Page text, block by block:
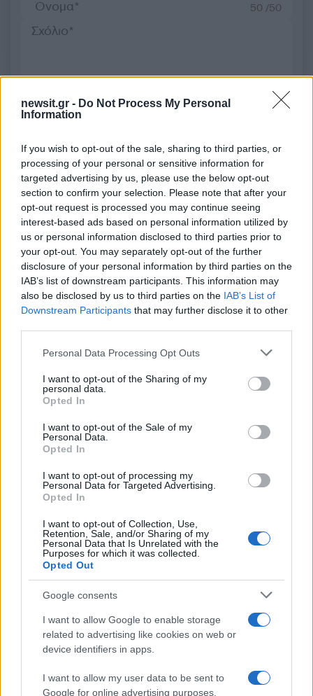
newsit.gr - Do Not Process My Personal
Information
If you wish to opt-out of the sale, sharing to third parties, or
processing of your personal or sensitive information for
targeted advertising by us, please use the below opt-out
section to confirm your selection. Please note that after your
opt-out request is processed you may continue seeing
interest-based ads based on personal information utilized by
us or personal information disclosed to third parties prior to
your opt-out. You may separately opt-out of the further
disclosure of your personal information by third parties on the
IAB’s list of downstream participants. This information may
also be disclosed by us to third parties on the IAB’s List of
Downstream Participants that may further disclose it to other
Please note that this website/app uses one or more Google
not limited to your visit or usage behaviour. You may click to
grant or deny consent to Google and its third-party tags to
use your data for below specified purposes in below Google
consent section.
Personal Data Processing Opt Outs
I want to opt-out of the Sharing of my
personal data.
Opted In
I want to opt-out of the Sale of my
Personal Data.
Opted In
I want to opt-out of processing my
Personal Data for Targeted Advertising.
Opted In
I want to opt-out of Collection, Use,
Retention, Sale, and/or Sharing of my
Personal Data that Is Unrelated with the
Purposes for which it was collected.
Opted Out
Google consents
I want to allow Google to enable storage
related to advertising like cookies on web or
device identifiers in apps.
I want to allow my user data to be sent to
Google for online advertising purposes.
50 /50
2000 /2000
Όροι Χρήσης. Το site προστατεύεται από reCAPTCHA, ισχύουν
Πολιτική Απορρήτου &Όροι Χρήσηςτης Google.
Lifestyle
ΕΛΕΝΑ ΤΣΑΓΚΡΙΝΟΥ
ΛΑΜΠΡΟΣ ΚΩΝΣΤΑΝΤΑΡΑΣ
Share:
Ακολουθήστε το Νewsit.gr στοGoogle Newsκαι
ενημερωθείτε πρώτοι για όλη την ειδησεογραφία και τα
τελευταία νέατης ημέρας
Πιο δημοφιλή
Αυγερινός, Μουτσάτσου και ακόμη 20
πρώην στελέχη κατά Καρυστιανού: «Δεν
αποχωρήσαμε για καρέκλες», αιχμές για
Στη Βρετανία στελέχη του ελληνικού FBI
για να παραλάβουν την 46χρονη για την
θα ακολουθηθεί
Ψάθα: «Δεν υπήρξε τεχνικό πρόβλημα με
τα δύο ελικόπτερα» κατέθεσαν ο Βρετανός
χειριστής και ο Έλληνας διερμηνέας
Μητσοτάκης στην υπογραφή συμφωνίας
για την ηλεκτρική διασύνδεση Ελλάδας –
Κύπρου: «Ισχυρή ψήφος εμπιστοσύνης» η
είσοδος της Meridiam στην GSI
«Βαριά καμπάνα» στον 27χρονο τράπερ
δρόμο με όριο τα 80